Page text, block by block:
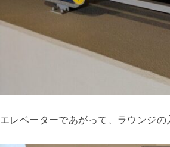
エレベーターであがって、ラウンジの